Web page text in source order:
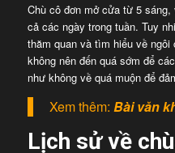
Chù cô đơn mở cửa từ 5
cả các ngày trong tuần. Tuy
thăm quan và tìm hiểu về
không nên đến quá sớm để
như không về quá muộn để
Xem thêm: Bài văn
Lịch sử về